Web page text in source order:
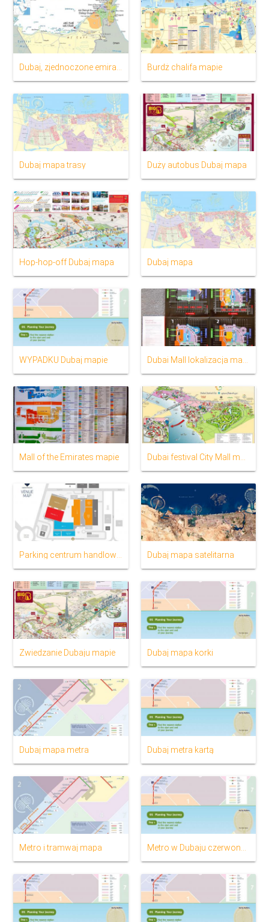
Dubaj, zjednoczone emiraty ARABSKIE na mapie Burdż chalifa mapie
Dubaj mapa trasy Duży autobus Dubaj mapa
Hop-hop-off Dubaj mapa Dubaj mapa
WYPADKU Dubaj mapie
Mall of the Emirates mapie Dubai festival City Mall mapie
Dubaj mapa satelitarna
Zwiedzanie Dubaju mapie Dubaj mapa korki
Dubaj mapa metra Dubaj metra kartą
Metro i tramwaj mapa